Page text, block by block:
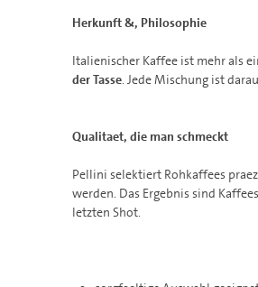
Herkunft &, Philosophie
Italienischer Kaffee ist mehr als
der Tasse . Jede Mischung ist
Qualitaet, die man schmeckt
Pellini selektiert Rohkaffees
werden. Das Ergebnis sind
letzten Shot.